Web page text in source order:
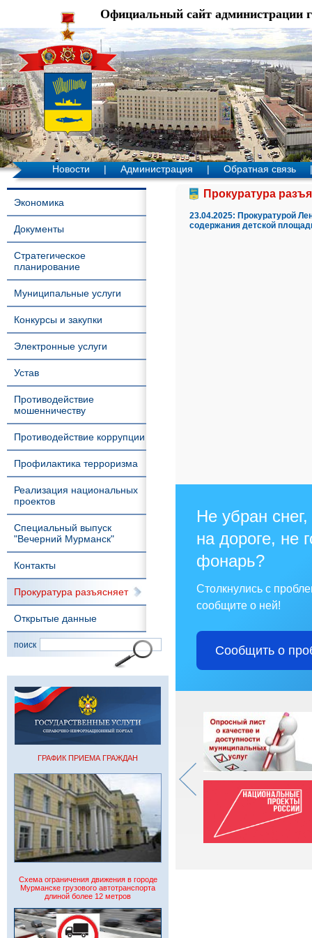
Официальный сайт администрации
Новости | Администрация | Обратная связь |
Экономика
Документы
Стратегическое
планирование
Муниципальные услуги
Конкурсы и закупки
Электронные услуги
Устав
Противодействие
мошенничеству
Противодействие коррупции
Профилактика терроризма
Реализация национальных
проектов
Специальный выпуск
"Вечерний Мурманск"
Контакты
Прокуратура разъясняет
Открытые данные
поиск
ГРАФИК ПРИЕМА ГРАЖДАН
Схема ограничения движения в городе
Мурманске грузового автотранспорта
длиной более 12 метров
Прокуратура
23.04.2025: Прокуратурой
содержания детской
Не убран
на дороге, не
фонарь?
Столкнулись с
сообщите о ней!
Сообщить о